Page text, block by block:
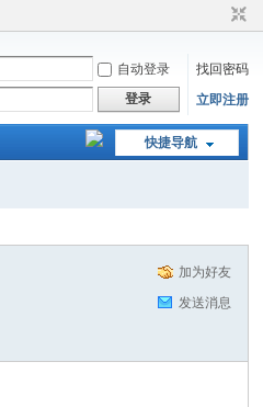
自动登录
找回密码
登录 立即注册
快捷导航
加为好友
发送消息